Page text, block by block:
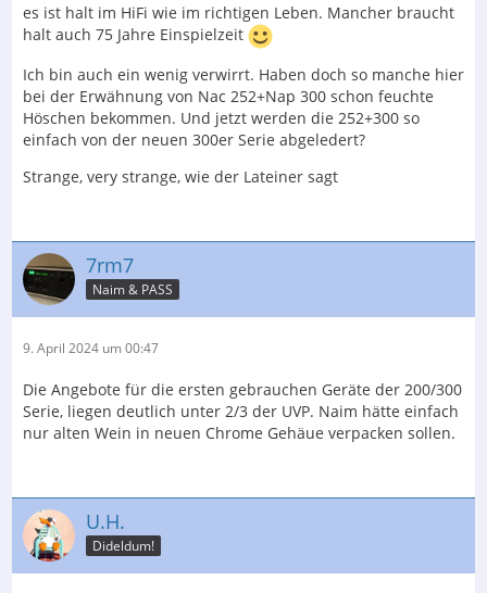
es ist halt im HiFi wie im richtigen Leben. Mancher braucht
halt auch 75 Jahre Einspielzeit
Ich bin auch ein wenig verwirrt. Haben doch so manche hier
bei der Erwähnung von Nac 252+Nap 300 schon feuchte
Höschen bekommen. Und jetzt werden die 252+300 so
einfach von der neuen 300er Serie abgeledert?
Strange, very strange, wie der Lateiner sagt
7rm7
Naim & PASS
9. April 2024 um 00:47
Die Angebote für die ersten gebrauchen Geräte der 200/300
Serie, liegen deutlich unter 2/3 der UVP. Naim hätte einfach
nur alten Wein in neuen Chrome Gehäue verpacken sollen.
U.H.
Dideldum!